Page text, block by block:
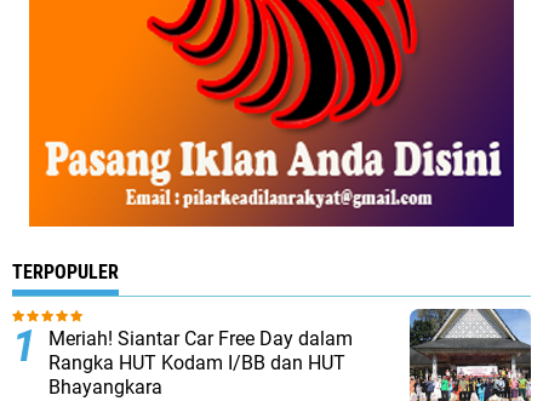
TERPOPULER
Meriah! Siantar Car Free Day dalam
Rangka HUT Kodam I/BB dan HUT
Bhayangkara